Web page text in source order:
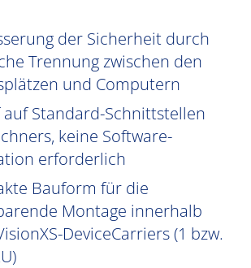
der Sicherheit durch
Trennung zwischen den
und Computern
Standard-Schnittstellen
keine Software-
erforderlich
Bauform für die
Montage innerhalb
DeviceCarriers (1 bzw.